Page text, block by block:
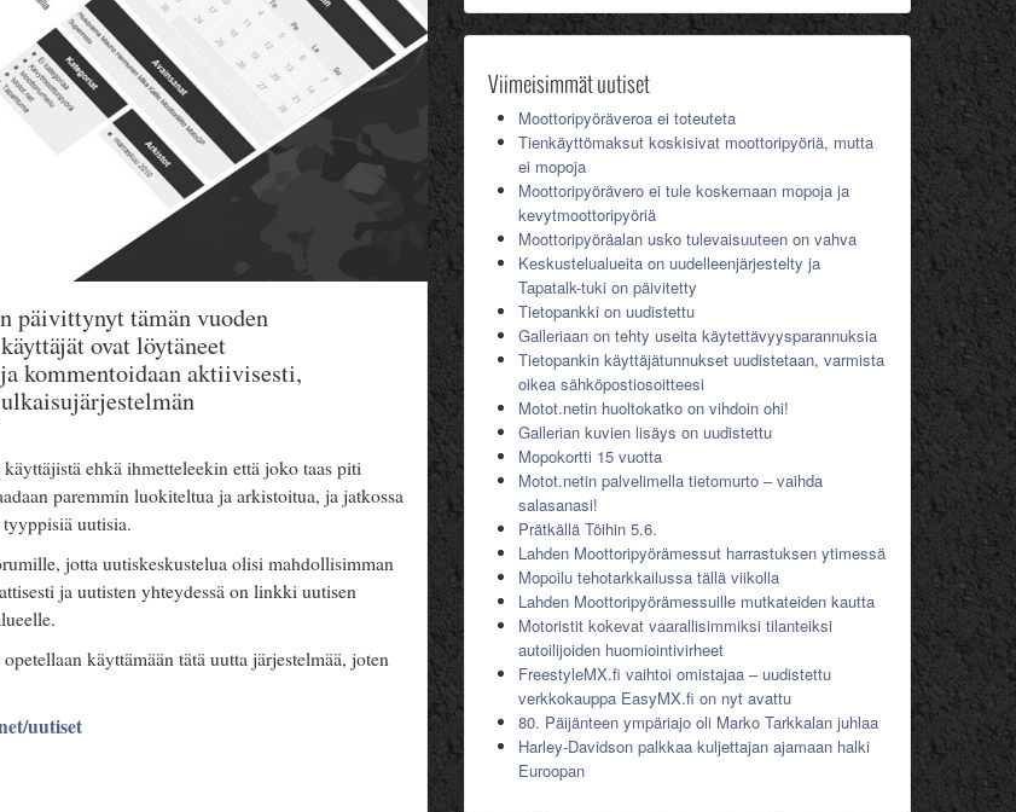
päivittynyt tämän vuoden
ovat löytäneet
kommentoidaan aktiivisesti,
ehkä ihmetteleekin että joko taas piti
paremmin luokiteltua ja arkistoitua, ja jatkossa
uutisia.
jotta uutiskeskustelua olisi mahdollisimman
ja uutisten yhteydessä on linkki uutisen
käyttämään tätä uutta järjestelmää, joten
uutiset
Viimeisimmät uutiset
Moottoripyöräveroa ei toteuteta
Tienkäyttömaksut koskisivat moottoripyöriä, mutta
ei mopoja
Moottoripyörävero ei tule koskemaan mopoja ja
kevytmoottoripyöriä
Moottoripyöräalan usko tulevaisuuteen on vahva
Keskustelualueita on uudelleenjärjestelty ja
Tapatalk-tuki on päivitetty
Tietopankki on uudistettu
Galleriaan on tehty useita käytettävyysparannuksia
Tietopankin käyttäjätunnukset uudistetaan, varmista
oikea sähköpostiosoitteesi
Motot.netin huoltokatko on vihdoin ohi!
Gallerian kuvien lisäys on uudistettu
Mopokortti 15 vuotta
Motot.netin palvelimella tietomurto – vaihda
salasanasi!
Prätkällä Töihin 5.6.
Lahden Moottoripyörämessut harrastuksen ytimessä
Mopoilu tehotarkkailussa tällä viikolla
Lahden Moottoripyörämessuille mutkateiden kautta
Motoristit kokevat vaarallisimmiksi tilanteiksi
autoilijoiden huomiointivirheet
FreestyleMX.fi vaihtoi omistajaa – uudistettu
verkkokauppa EasyMX.fi on nyt avattu
80. Päijänteen ympäriajo oli Marko Tarkkalan juhlaa
Harley-Davidson palkkaa kuljettajan ajamaan halki
Euroopan